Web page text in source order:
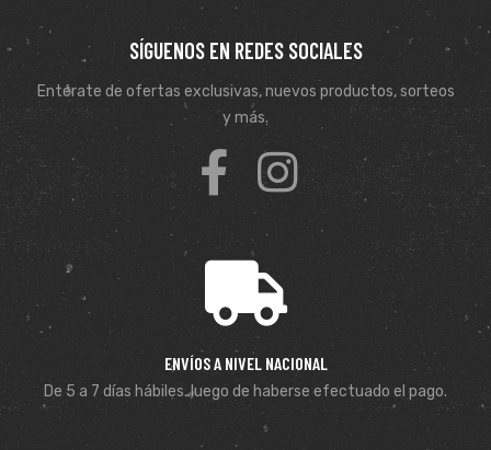
SÍGUENOS EN REDES SOCIALES
Entérate de ofertas exclusivas, nuevos productos, sorteos
y más.
ENVÍOS A NIVEL NACIONAL
De 5 a 7 días hábiles. luego de haberse efectuado el pago.